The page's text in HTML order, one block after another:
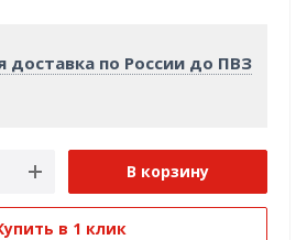
доставка по России до ПВЗ
В корзину
в 1 клик